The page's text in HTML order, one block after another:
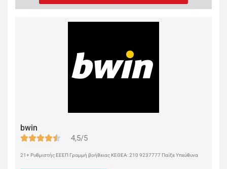
bwin
4,5/5
21+ Ρυθμιστής ΕΕΕΠ Γραμμή βοήθειας ΚΕΘΕΑ: 210 9237777 Παίξε Υπεύθυνα